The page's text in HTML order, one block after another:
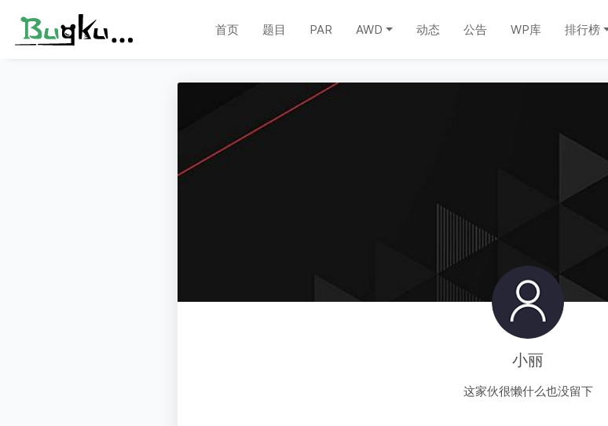
首页 题目 PAR AWD 动态 公告 WP库 排行榜
小丽
这家伙很懒什么也没留下